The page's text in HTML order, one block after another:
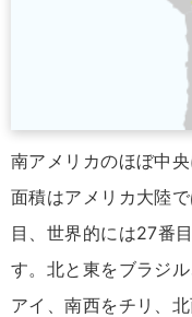
南アメリカのほぼ中
面積はアメリカ大陸
目、世界的には27番
す。北と東をブラジ
アイ、南西をチリ、